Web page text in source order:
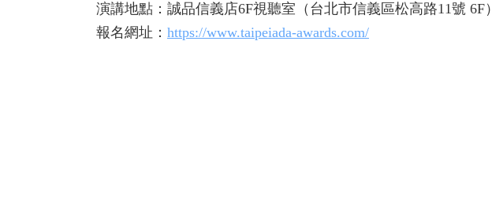
演講地點：誠品信義店6F視聽室（台北市信義區松高路11號 6F）
報名網址： https://www.taipeiada-awards.com/